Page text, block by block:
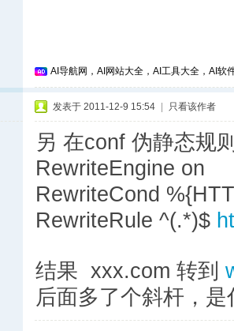
AI导航网，AI网站大全，AI工具大全，AI软
发表于 2011-12-9 15:54 只看该作者
另 在conf 伪静态规
RewriteEngine on
RewriteCond
RewriteRule ^(.*)$
结果 xxx.com 转到
后面多了个斜杆，